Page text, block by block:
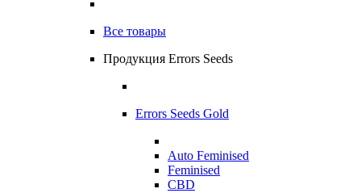
Все товары
Продукция Errors Seeds
Errors Seeds Gold
Auto Feminised
Feminised
CBD